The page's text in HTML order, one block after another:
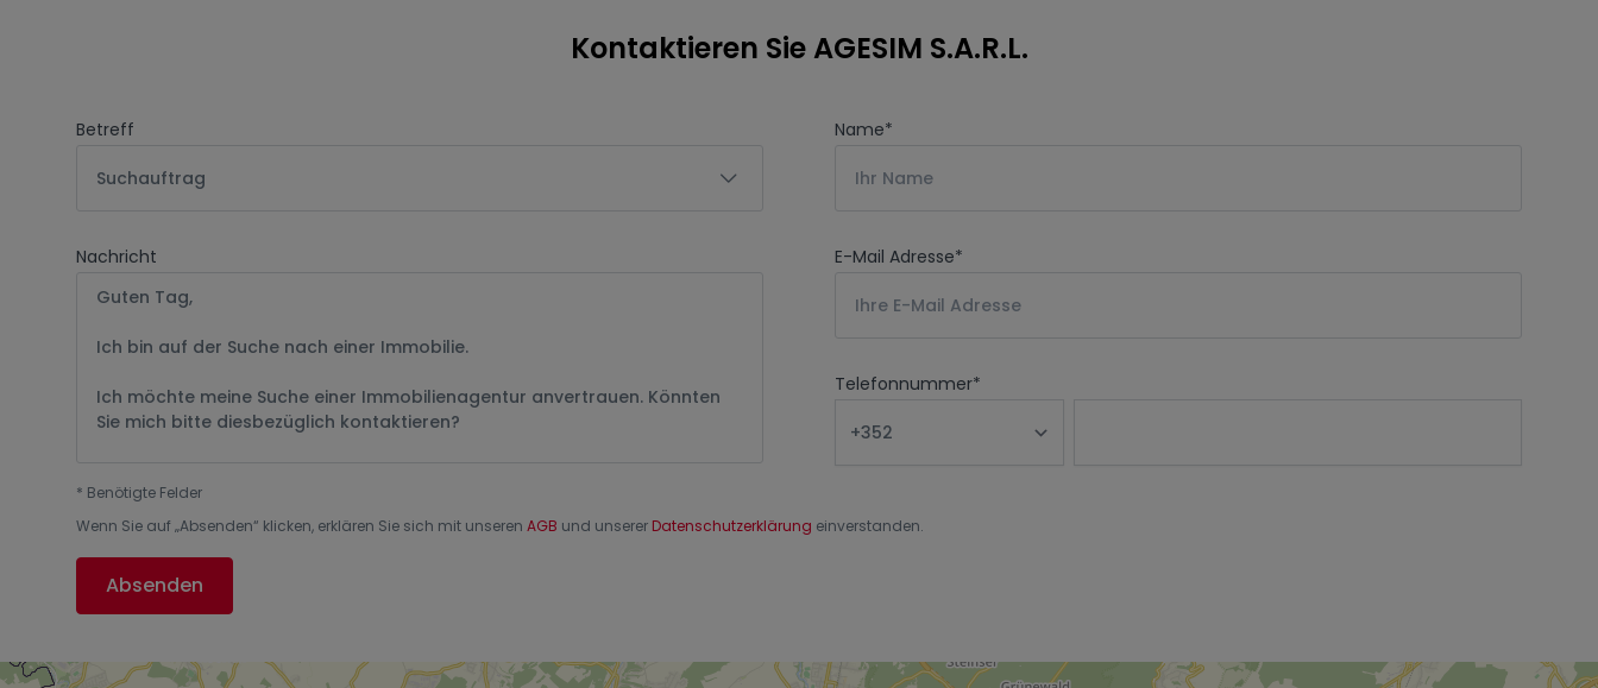
Kontaktieren Sie AGESIM S.A.R.L.
Betreff
Suchauftrag
Nachricht
Name*
E-Mail Adresse*
Telefonnummer*
* Benötigte Felder
Wenn Sie auf „Absenden“ klicken, erklären Sie sich mit unseren AGB und unserer Datenschutzerklärung einverstanden.
Absenden